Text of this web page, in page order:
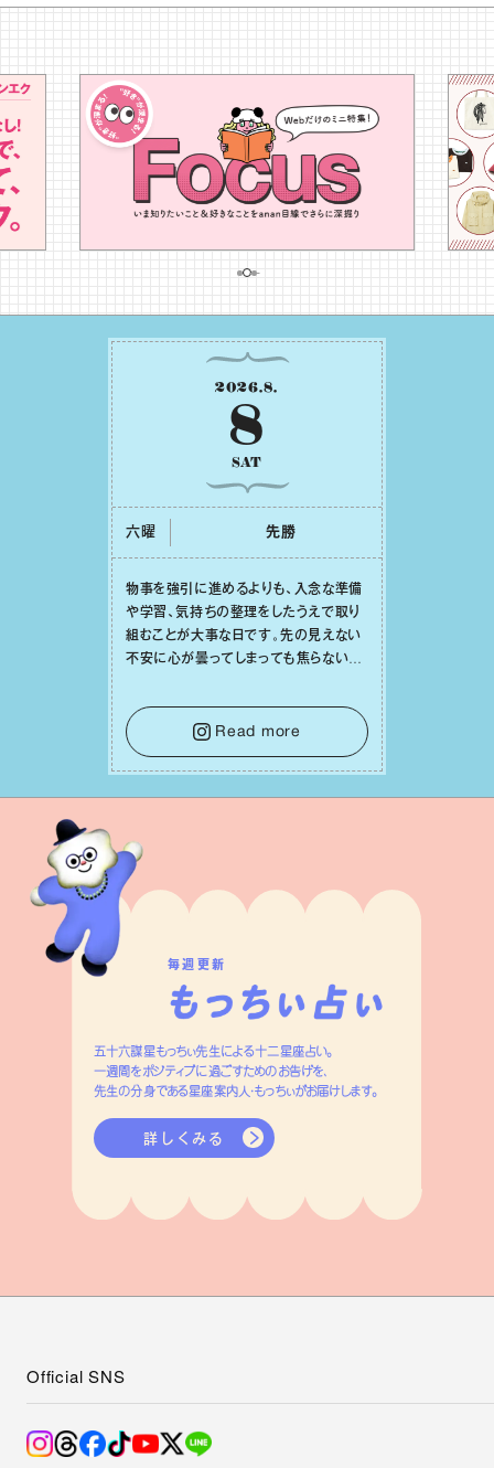
2026.8.
8
SAT
六曜 先勝
物事を強引に進めるよりも、⼊念な準備
や学習、気持ちの整理をしたうえで取り
組むことが⼤事な⽇です。先の⾒えない
不安に⼼が曇ってしまっても焦らない
⾝や疲れていそうな⼈をいたわることに
時間を使いましょう。ここでしっかりとエ
ネルギーを蓄え、困難を乗り越える⼒に
変えましょう。
Read more
毎週更新
五十六謀星もっちぃ先生による十二星座占い。
一週間をポジティブに過ごすためのお告げを、
先生の分身である星座案内人・もっちぃがお届けします。
詳しくみる
Official SNS